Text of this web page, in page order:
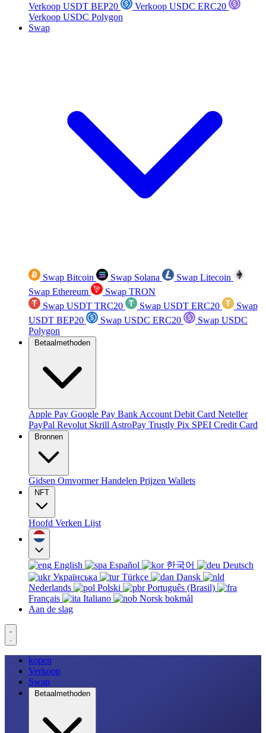
Verkoop USDT BEP20
Verkoop USDC ERC20
Verkoop USDC Polygon
Swap
Swap Bitcoin Swap Solana
Swap Litecoin
Swap Ethereum
Swap TRON
Swap USDT TRC20
Swap USDT ERC20
Swap
USDT BEP20
Swap USDC ERC20
Swap USDC
Polygon
Betaalmethoden
Apple Pay Google Pay Bank Account Debit Card Neteller
PayPal Revolut Skrill AstroPay Trustly Pix SPEI Credit Card
Bronnen
Gidsen OmvormerHandelen Prijzen Wallets
NFT
Hoofd Verken Lijst
English Español 한국어
Deutsch
Українська
Türkçe
Dansk
Nederlands
Polski
Português (Brasil)
Français
Italiano
Norsk bokmål
Aan de slag
kopen
Verkoop
Swap
Betaalmethoden